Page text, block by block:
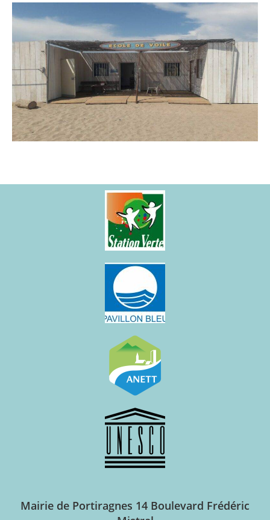
Mairie de Portiragnes 14 Boulevard Frédéric